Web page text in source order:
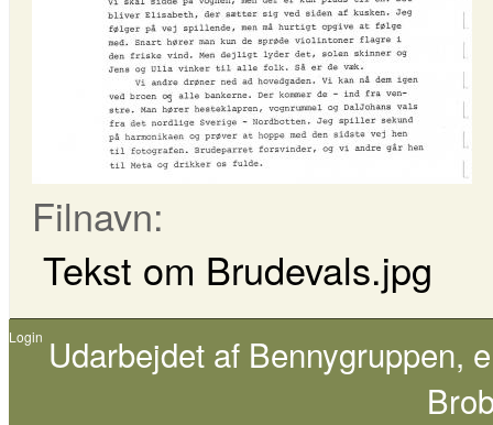
Filnavn:
Tekst om Brudevals.jpg
Login Udarbejdet af Bennygruppen,